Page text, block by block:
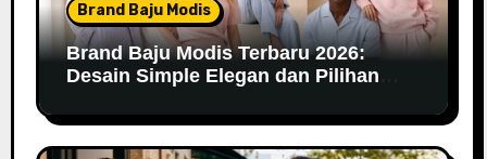
Brand Baju Modis
Brand Baju Modis Terbaru 2026:
Desain Simple Elegan dan Pilihan